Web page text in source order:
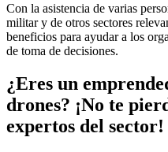
Con la asistencia de varias
militar y de otros sectores
beneficios para ayudar a los
de toma de decisiones.
¿Eres un
drones? ¡No te
expertos del sector!